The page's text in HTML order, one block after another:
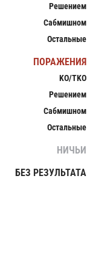
Решением
Сабмишном
Остальные
ПОРАЖЕНИЯ
KO/TKO
Решением
Сабмишном
Остальные
НИЧЬИ
БЕЗ РЕЗУЛЬТАТА